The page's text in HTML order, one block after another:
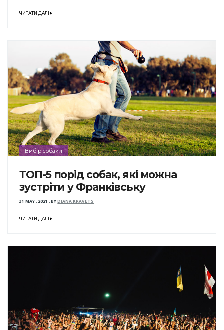
ЧИТАТИ ДАЛІ
Вибір собаки
ТОП-5 порід собак, які можна
зустріти у Франківську
31 MAY , 2021 ,BYDIANA KRAVETS
ЧИТАТИ ДАЛІ